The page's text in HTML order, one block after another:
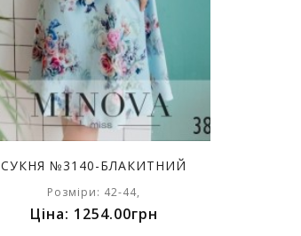
СУКНЯ №3140-БЛАКИТНИЙ
Розміри: 42-44,
Ціна: 1254.00грн